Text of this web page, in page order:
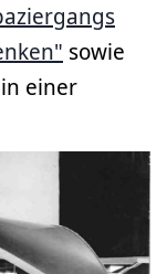
sowie
einer